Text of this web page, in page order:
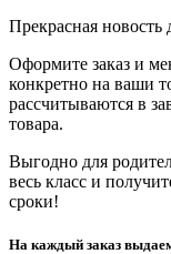
Прекрасная новость
Оформите заказ и
конкретно на ваши
рассчитываются в
товара.
Выгодно для
весь класс и
сроки!
На каждый заказ